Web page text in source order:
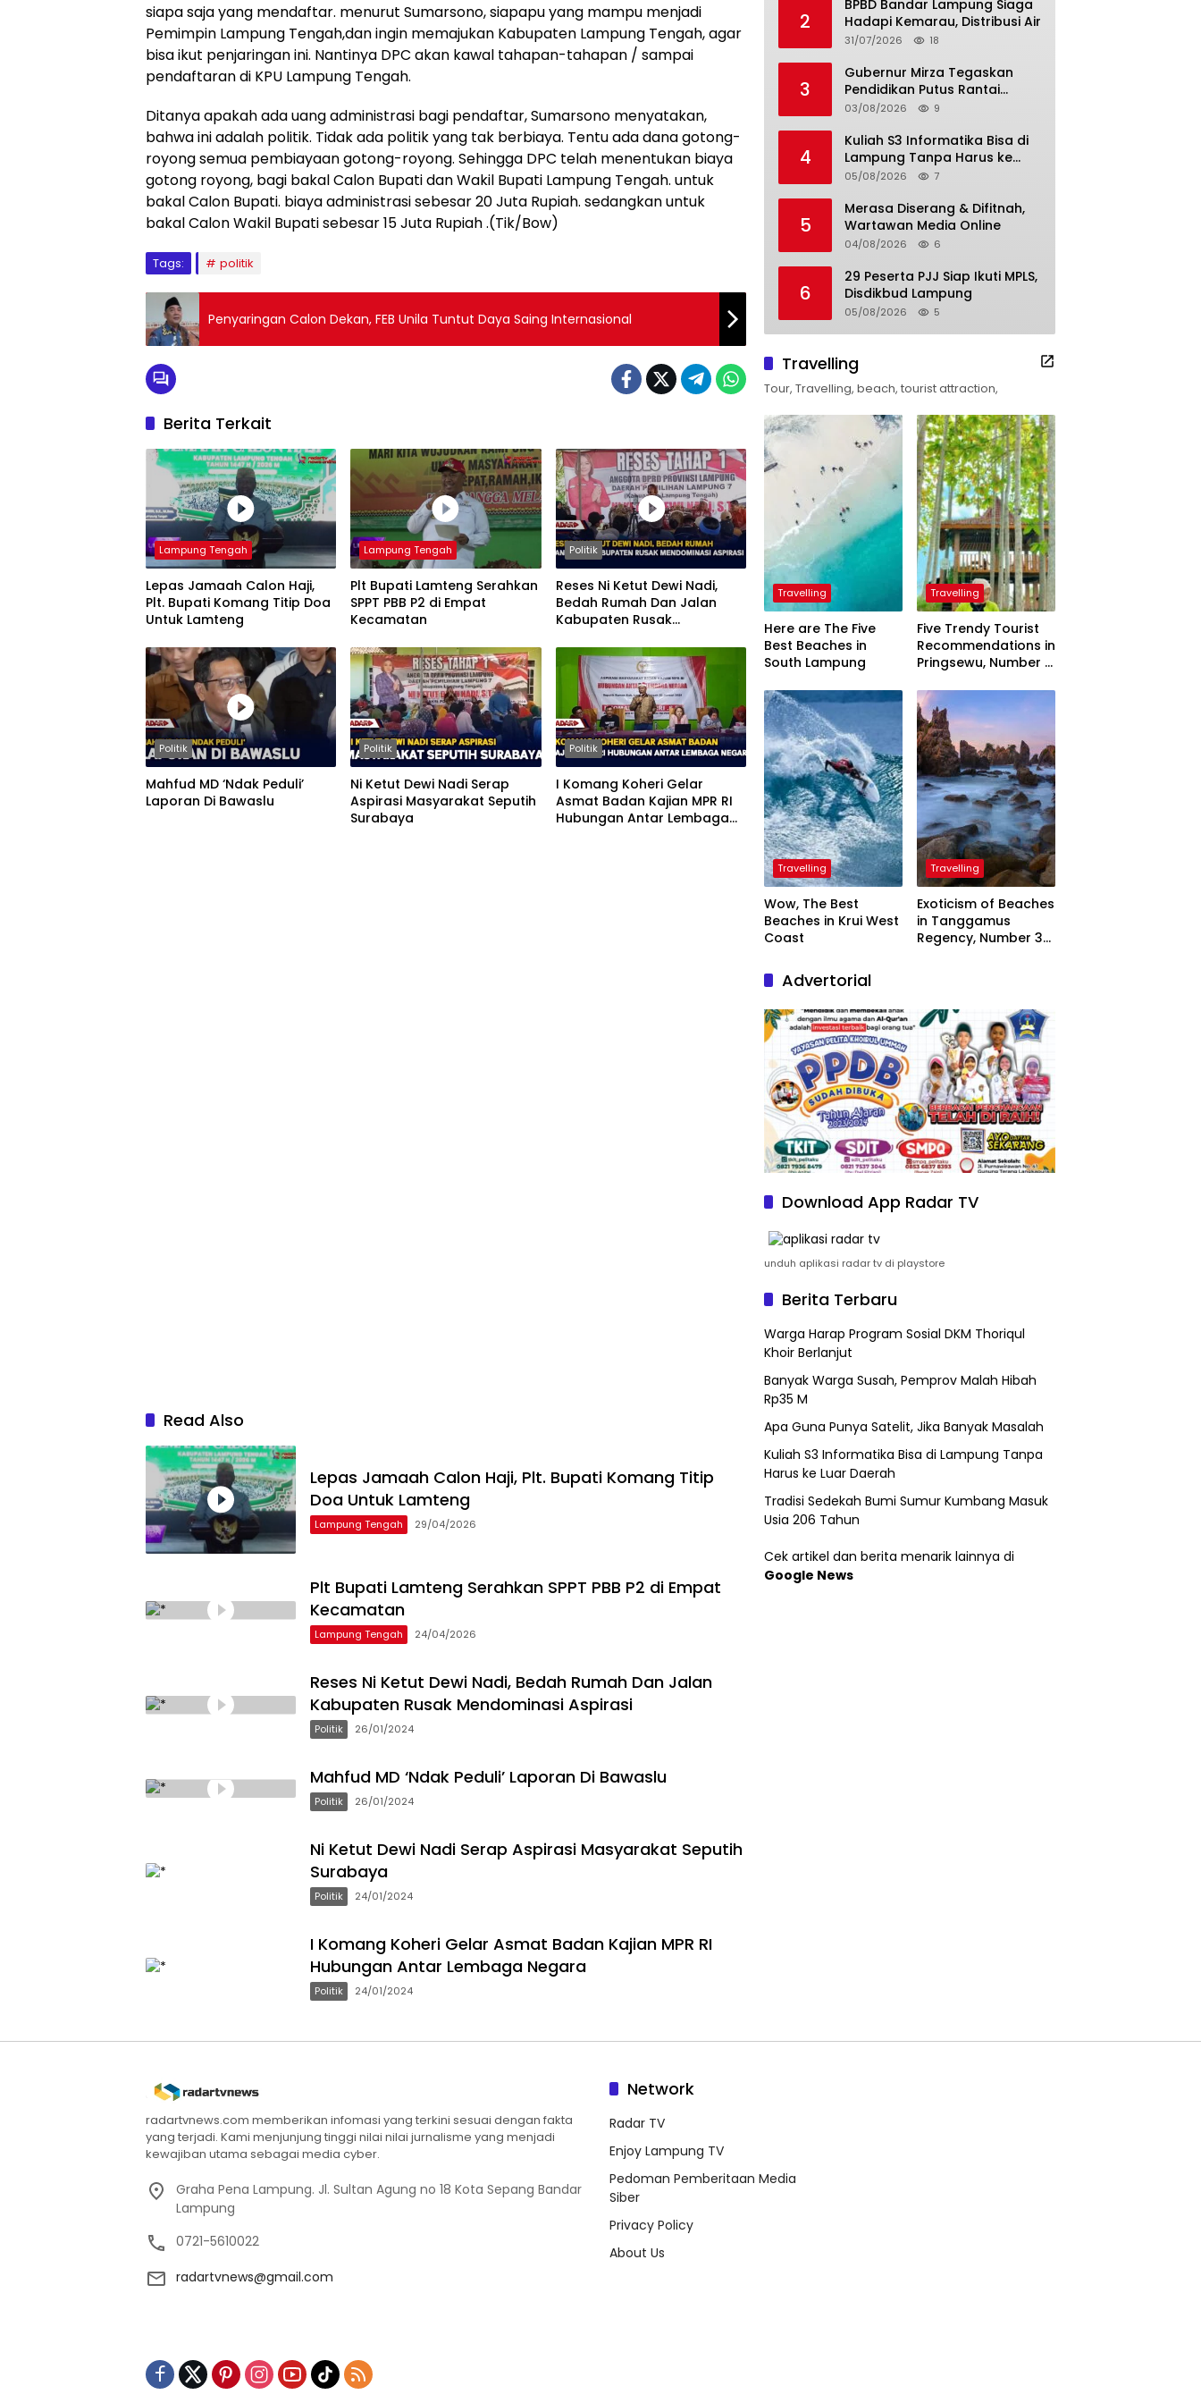
siapa saja yang mendaftar. menurut Sumarsono, siapapu yang mampu menjadi
Pemimpin Lampung Tengah,dan ingin memajukan Kabupaten Lampung Tengah, agar
bisa ikut penjaringan ini. Nantinya DPC akan kawal tahapan-tahapan / sampai
pendaftaran di KPU Lampung Tengah.
Ditanya apakah ada uang administrasi bagi pendaftar, Sumarsono menyatakan,
bahwa ini adalah politik. Tidak ada politik yang tak berbiaya. Tentu ada dana gotong-
royong semua pembiayaan gotong-royong. Sehingga DPC telah menentukan biaya
gotong royong, bagi bakal Calon Bupati dan Wakil Bupati Lampung Tengah. untuk
bakal Calon Bupati. biaya administrasi sebesar 20 Juta Rupiah. sedangkan untuk
bakal Calon Wakil Bupati sebesar 15 Juta Rupiah .(Tik/Bow)
Tags: politik
Penyaringan Calon Dekan, FEB Unila Tuntut Daya Saing Internasional
Berita Terkait
Lampung Tengah
Lepas Jamaah Calon Haji,
Plt. Bupati Komang Titip Doa
Untuk Lamteng
Lampung Tengah
Plt Bupati Lamteng Serahkan
SPPT PBB P2 di Empat
Kecamatan
Politik
Reses Ni Ketut Dewi Nadi,
Bedah Rumah Dan Jalan
Kabupaten Rusak
Politik
Mahfud MD ‘Ndak Peduli’
Laporan Di Bawaslu
Politik
Ni Ketut Dewi Nadi Serap
Aspirasi Masyarakat Seputih
Surabaya
Politik
I Komang Koheri Gelar
Asmat Badan Kajian MPR RI
Hubungan Antar Lembaga
Read Also
Lepas Jamaah Calon Haji, Plt. Bupati Komang Titip
Doa Untuk Lamteng
Lampung Tengah 29/04/2026
Plt Bupati Lamteng Serahkan SPPT PBB P2 di Empat
Kecamatan
Lampung Tengah 24/04/2026
Reses Ni Ketut Dewi Nadi, Bedah Rumah Dan Jalan
Kabupaten Rusak Mendominasi Aspirasi
Politik 26/01/2024
Mahfud MD ‘Ndak Peduli’ Laporan Di Bawaslu
Politik 26/01/2024
Ni Ketut Dewi Nadi Serap Aspirasi Masyarakat Seputih
Surabaya
Politik 24/01/2024
I Komang Koheri Gelar Asmat Badan Kajian MPR RI
Hubungan Antar Lembaga Negara
Politik 24/01/2024
2
BPBD Bandar Lampung Siaga
Hadapi Kemarau, Distribusi Air
31/07/2026 18
3
Gubernur Mirza Tegaskan
Pendidikan Putus Rantai
Kemiskinan
03/08/2026 9
4
Kuliah S3 Informatika Bisa di
Lampung Tanpa Harus ke
Luar Daerah
05/08/2026 7
5
Merasa Diserang & Difitnah,
Wartawan Media Online
04/08/2026 6
6
29 Peserta PJJ Siap Ikuti MPLS,
Disdikbud Lampung
05/08/2026 5
Travelling
Tour, Travelling, beach, tourist attraction,
Travelling
Here are The Five
Best Beaches in
South Lampung
Travelling
Five Trendy Tourist
Recommendations in
Pringsewu, Number 3
President
Travelling
Wow, The Best
Beaches in Krui West
Coast
Travelling
Exoticism of Beaches
in Tanggamus
Regency, Number 3
Advertorial
Download App Radar TV
unduh aplikasi radar tv di playstore
Berita Terbaru
Warga Harap Program Sosial DKM Thoriqul
Khoir Berlanjut
Banyak Warga Susah, Pemprov Malah Hibah
Rp35 M
Apa Guna Punya Satelit, Jika Banyak Masalah
Kuliah S3 Informatika Bisa di Lampung Tanpa
Harus ke Luar Daerah
Tradisi Sedekah Bumi Sumur Kumbang Masuk
Usia 206 Tahun
Cek artikel dan berita menarik lainnya di
Google News
radartvnews.com memberikan infomasi yang terkini sesuai dengan fakta
yang terjadi. Kami menjunjung tinggi nilai nilai jurnalisme yang menjadi
kewajiban utama sebagai media cyber.
Graha Pena Lampung. Jl. Sultan Agung no 18 Kota Sepang Bandar
Lampung
0721-5610022
radartvnews@gmail.com
Network
Radar TV
Enjoy Lampung TV
Pedoman Pemberitaan Media
Siber
Privacy Policy
About Us